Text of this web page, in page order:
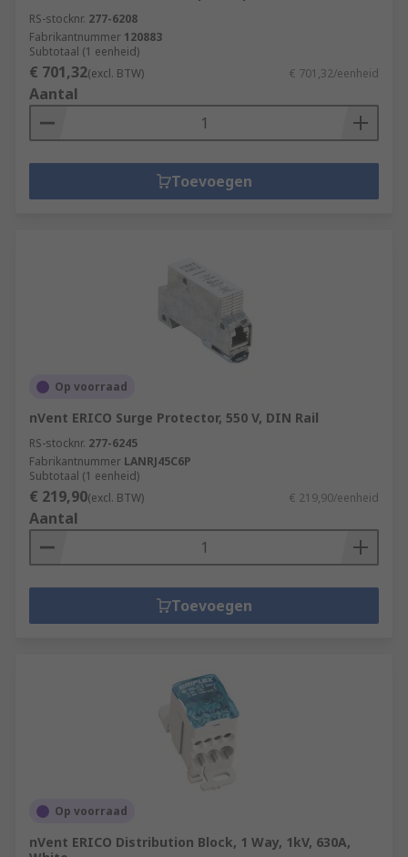
RS-stocknr. 277-6208
Fabrikantnummer 120883
Subtotaal (1 eenheid)
€ 701,32(excl. BTW) € 701,32/eenheid
Aantal
Toevoegen
Op voorraad
nVent ERICO Surge Protector, 550 V, DIN Rail
RS-stocknr. 277-6245
Fabrikantnummer LANRJ45C6P
Subtotaal (1 eenheid)
€ 219,90(excl. BTW) € 219,90/eenheid
Aantal
Toevoegen
Op voorraad
nVent ERICO Distribution Block, 1 Way, 1kV, 630A,